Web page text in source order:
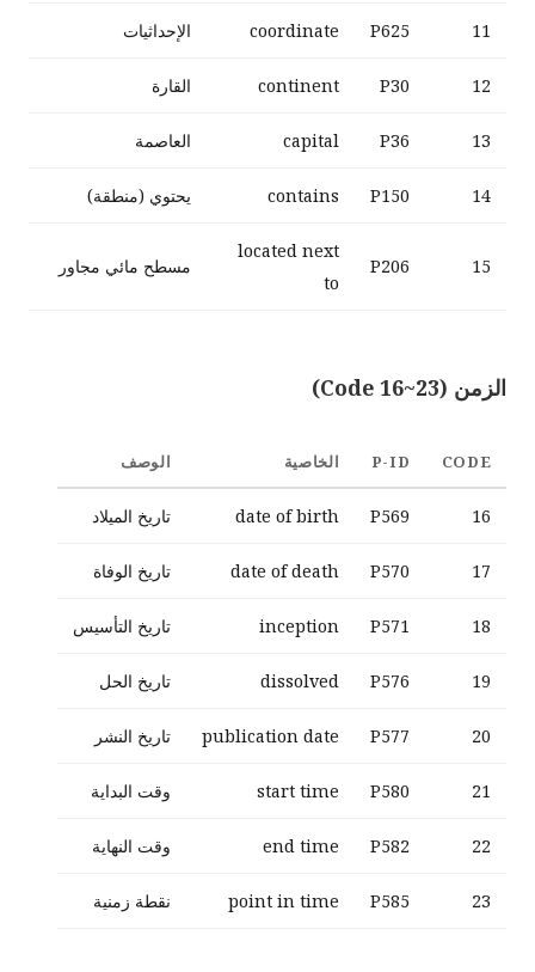
11
P625
coordinate الإحداثيات
12
P30
continent القارة
13
P36
capital العاصمة
14
P150
contains يحتوي (منطقة)
15
P206
located next
to
مسطح مائي مجاور
الزمن (Code 16~23)
CODE
P-ID الخاصية الوصف
16
P569
date of birth تاريخ الميلاد
17
P570
date of death تاريخ الوفاة
18
P571
inception تاريخ التأسيس
19
P576
dissolved تاريخ الحل
20
P577
publication date تاريخ النشر
21
P580
start time وقت البداية
22
P582
end time وقت النهاية
23
P585
point in time نقطة زمنية